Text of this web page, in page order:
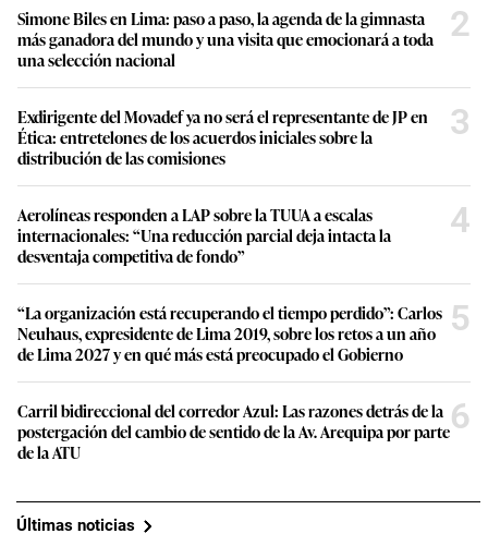
Simone Biles en Lima: paso a paso, la agenda de la gimnasta
más ganadora del mundo y una visita que emocionará a toda
una selección nacional
2
Exdirigente del Movadef ya no será el representante de JP en
Ética: entretelones de los acuerdos iniciales sobre la
distribución de las comisiones
3
Aerolíneas responden a LAP sobre la TUUA a escalas
internacionales: “Una reducción parcial deja intacta la
desventaja competitiva de fondo”
4
“La organización está recuperando el tiempo perdido”: Carlos
Neuhaus, expresidente de Lima 2019, sobre los retos a un año
de Lima 2027 y en qué más está preocupado el Gobierno
5
Carril bidireccional del corredor Azul: Las razones detrás de la
postergación del cambio de sentido de la Av. Arequipa por parte
de la ATU
6
Últimas noticias